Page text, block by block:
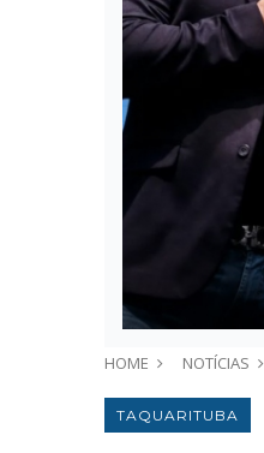
HOME NOTÍCIAS
TAQUARITUBA